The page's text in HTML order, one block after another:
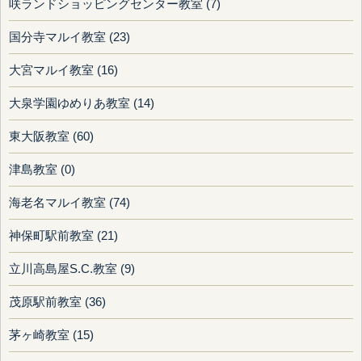
咲ランドショッピングセンター教室 (7)
国分寺マルイ教室 (23)
大宮マルイ教室 (16)
大泉学園ゆめりあ教室 (14)
東大阪教室 (60)
津島教室 (0)
海老名マルイ教室 (74)
神保町駅前教室 (21)
立川高島屋S.C.教室 (9)
茂原駅前教室 (36)
茅ヶ崎教室 (15)